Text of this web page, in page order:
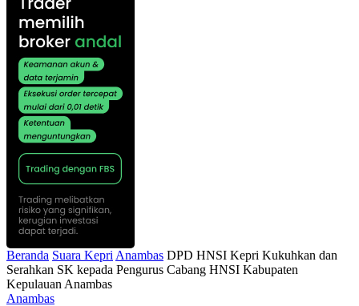
Beranda Suara Kepri Anambas DPD HNSI Kepri Kukuhkan dan
Serahkan SK kepada Pengurus Cabang HNSI Kabupaten
Kepulauan Anambas
Anambas